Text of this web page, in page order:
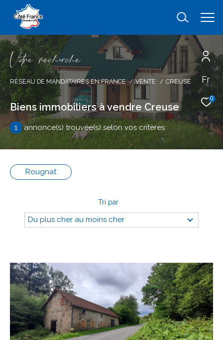
Fr
0
Vore recece
RÉSEAU DE MANDATAIRES EN FRANCE VENTE CREUSE
Biens immobiliers à vendre Creuse
1 annonce(s) trouvée(s) selon vos critères
Rougnat
Tri par
Du plus cher au moins cher
Effectuer une recherche
et trouver le bien qui correspond à vos
critères
Type
d'offre
Vente
Type
detype de bien
Surface
Surface
Pièces
Pièces